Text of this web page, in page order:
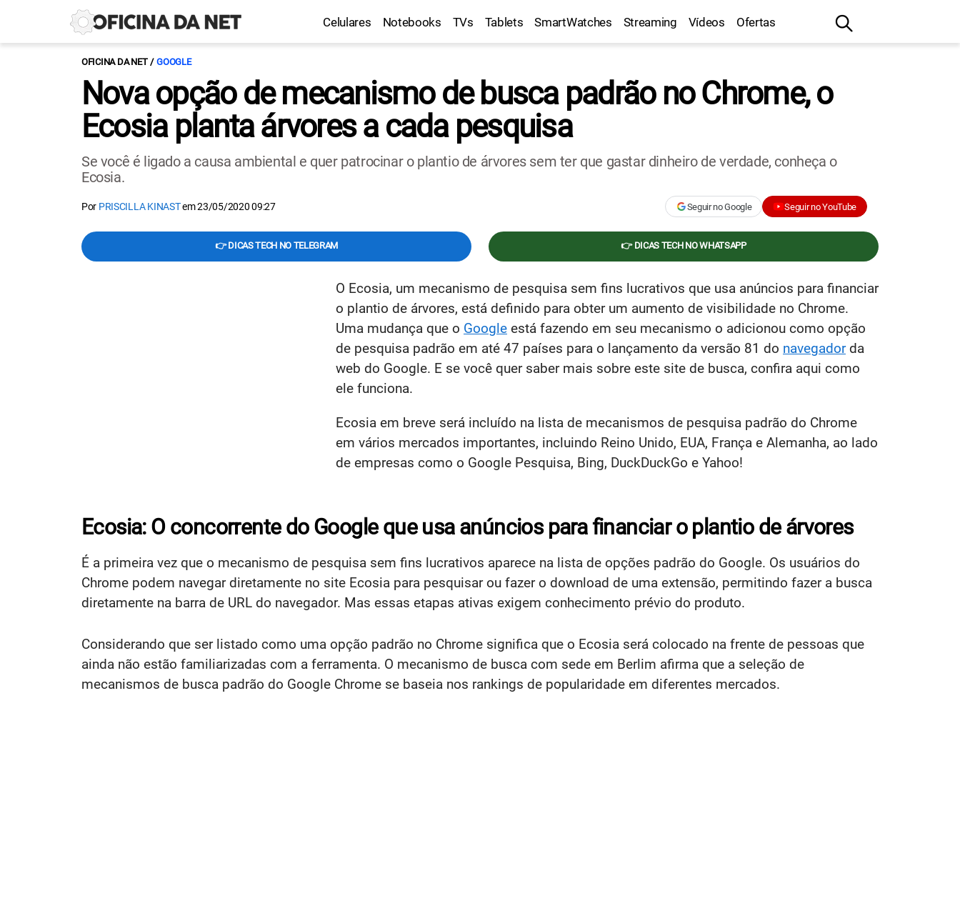
Celulares Notebooks TVs Tablets SmartWatches Streaming Vídeos Ofertas
OFICINA DA NET GOOGLE
Nova opção de mecanismo de busca padrão no Chrome, o
Ecosia planta árvores a cada pesquisa
Se você é ligado a causa ambiental e quer patrocinar o plantio de árvores sem ter que gastar dinheiro de verdade, conheça o
Ecosia.
Por PRISCILLA KINASTem23/05/2020 09:27 Seguir no Google Seguir no YouTube
👉 DICAS TECH NO TELEGRAM 👉 DICAS TECH NO WHATSAPP
O Ecosia, um mecanismo de pesquisa sem fins lucrativos que usa anúncios para financiar
o plantio de árvores, está definido para obter um aumento de visibilidade no Chrome.
Uma mudança que o Google está fazendo em seu mecanismo o adicionou como opção
de pesquisa padrão em até 47 países para o lançamento da versão 81 do navegadorda
web do Google. E se você quer saber mais sobre este site de busca, confira aqui como
ele funciona.
Ecosia em breve será incluído na lista de mecanismos de pesquisa padrão do Chrome
em vários mercados importantes, incluindo Reino Unido, EUA, França e Alemanha, ao lado
de empresas como o Google Pesquisa, Bing, DuckDuckGo e Yahoo!
Ecosia: O concorrente do Google que usa anúncios para financiar o plantio de árvores
É a primeira vez que o mecanismo de pesquisa sem fins lucrativos aparece na lista de opções padrão do Google. Os usuários do
Chrome podem navegar diretamente no site Ecosia para pesquisar ou fazer o download de uma extensão, permitindo fazer a busca
diretamente na barra de URL do navegador. Mas essas etapas ativas exigem conhecimento prévio do produto.
Considerando que ser listado como uma opção padrão no Chrome significa que o Ecosia será colocado na frente de pessoas que
ainda não estão familiarizadas com a ferramenta. O mecanismo de busca com sede em Berlim afirma que a seleção de
mecanismos de busca padrão do Google Chrome se baseia nos rankings de popularidade em diferentes mercados.